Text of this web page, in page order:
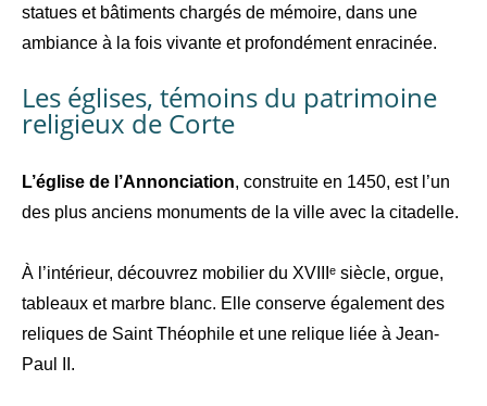
statues et bâtiments chargés de mémoire, dans une
ambiance à la fois vivante et profondément enracinée.
Les églises, témoins du patrimoine
religieux de Corte
L’église de l’Annonciation, construite en 1450, est l’un
des plus anciens monuments de la ville avec la citadelle.
À l’intérieur, découvrez mobilier du XVIIIᵉ siècle, orgue,
tableaux et marbre blanc. Elle conserve également des
reliques de Saint Théophile et une relique liée à Jean-
Paul II.